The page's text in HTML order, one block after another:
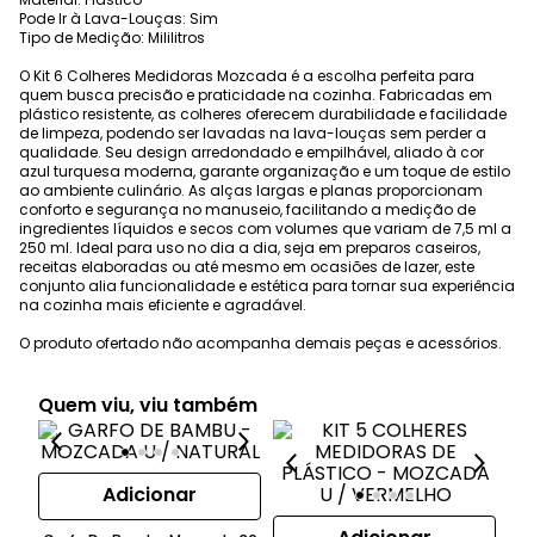
Pode Ir à Lava-Louças: Sim
Tipo de Medição: Mililitros
O Kit 6 Colheres Medidoras Mozcada é a escolha perfeita para
quem busca precisão e praticidade na cozinha. Fabricadas em
plástico resistente, as colheres oferecem durabilidade e facilidade
de limpeza, podendo ser lavadas na lava-louças sem perder a
qualidade. Seu design arredondado e empilhável, aliado à cor
azul turquesa moderna, garante organização e um toque de estilo
ao ambiente culinário. As alças largas e planas proporcionam
conforto e segurança no manuseio, facilitando a medição de
ingredientes líquidos e secos com volumes que variam de 7,5 ml a
250 ml. Ideal para uso no dia a dia, seja em preparos caseiros,
receitas elaboradas ou até mesmo em ocasiões de lazer, este
conjunto alia funcionalidade e estética para tornar sua experiência
na cozinha mais eficiente e agradável.
O produto ofertado não acompanha demais peças e acessórios.
Quem viu, viu também
Adicionar